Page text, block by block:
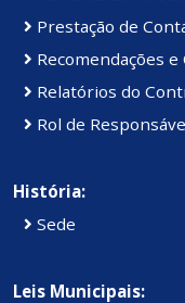
Prestação de
Recomendações
Relatórios do
Rol de
História:
Sede
Leis Municipais: